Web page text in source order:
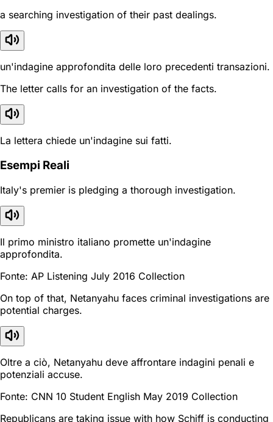
a searching investigation of their past dealings.
un'indagine approfondita delle loro precedenti transazioni.
The letter calls for an investigation of the facts.
La lettera chiede un'indagine sui fatti.
Esempi Reali
Italy's premier is pledging a thorough investigation.
Il primo ministro italiano promette un'indagine
approfondita.
Fonte: AP Listening July 2016 Collection
On top of that, Netanyahu faces criminal investigations are
potential charges.
Oltre a ciò, Netanyahu deve affrontare indagini penali e
potenziali accuse.
Fonte: CNN 10 Student English May 2019 Collection
Republicans are taking issue with how Schiff is conducting